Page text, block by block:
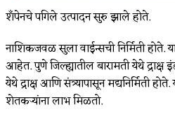
शॅंपेनचे पगिले उत्पादन सुरु झाले होते.
नाशिकजवळ सुला वाईन्सची निर्मिती होते.
आहेत. पुणे जिल्ह्यातील बारामती येथे द्राक्ष
येथे द्राक्ष आणि संत्र्यापासून मद्यनिर्मिती
शेतकर्‍यांना लाभ मिळतो.